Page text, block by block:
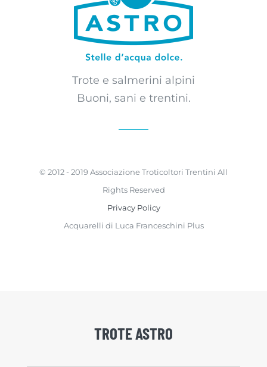
Trote e salmerini alpini
Buoni, sani e trentini.
© 2012 - 2019 Associazione Troticoltori Trentini All
Rights Reserved
Privacy Policy
Acquarelli di Luca Franceschini Plus
TROTE ASTRO